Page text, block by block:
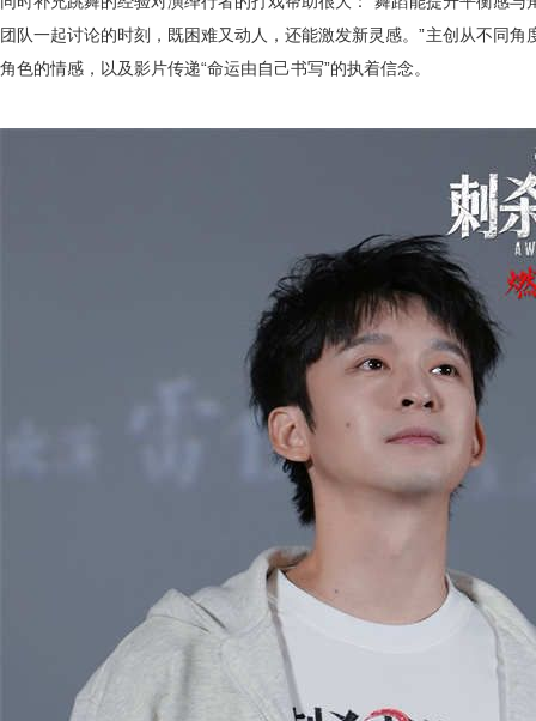
团队一起讨论的时刻，既困难又动人，还能激发新灵感。”主创从不同角
角色的情感，以及影片传递“命运由自己书写”的执着信念。